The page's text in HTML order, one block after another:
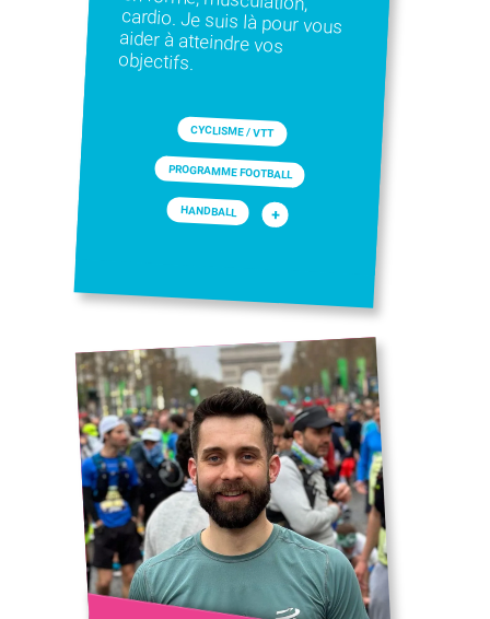
objectifs.
CYCLISME / VTT
PROGRAMME FOOTBALL
HANDBALL +